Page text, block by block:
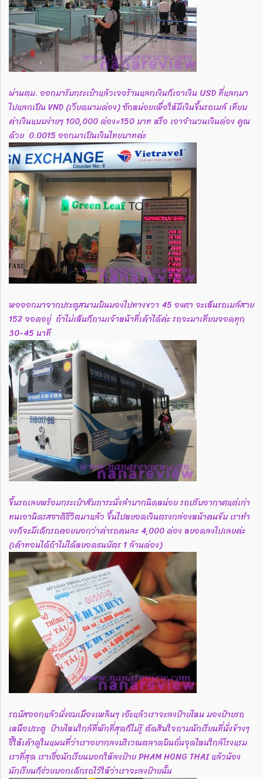
ผ่านตม. ออกมารับกระเป๋าแล้วเจอร้านแลกเงินก็เอาเงิน USD ที่แลกมา
ไปแลกเป็น VND (เวียดนามด่อง) ซักหน่อยเพื่อให้มีเงินขึ้นรถเมล์ เทียบ
ค่าเงินแบบง่ายๆ 100,000 ด่อง=150 บาท หรือ เอาจำนวนเงินด่อง คูณ
ด้วย 0.0015 ออกมาเป็นเงินไทยบาทค่ะ
พอออกมาจากประตูสนามบินมองไปทางขวา 45 องศา จะเห็นรถเมล์สาย
152 จอดอยู่ ถ้าไม่เห็นก็ถามเจ้าหน้าที่เค้าได้ค่ะ รถจะมาเทียบจอดทุก
30-45 นาที
ขึ้นรถเลยพร้อมกระเป๋าสัมภาระนั่งลำบากนิดหน่อย รถปรับอากาศแต่เก่า
ทนเอานิดรสชาติชีวิตมาแล้ว ขึ้นไปหยอดเงินตรงกล่องหน้าคนขับ เราทำ
งงก็จะมีเด็กรถคอยบอกว่าค่ารถคนละ 4,000 ด่อง หยอดลงไปเลยค่ะ
(เค้าทอนได้ถ้าไม่ได้หยอดธนบัตร 1 ล้านด่อง)
รถบัสออกแล้วนั่งชมเมืองเพลินๆ เอ๊ะแล้วเราจะลงป้ายไหน มองป้ายรถ
เหนือประตู ป้ายไหนใกล้ที่พักที่สุดก็ไม่รู้ ตัดสินใจถามนักเรียนที่นั่งข้างๆ
ชี้ให้เค้าดูในแผนที่ว่าเราอยากลงบริเวณตลาดบินถั่นจุดไหนใกล้โรงแรม
เราที่สุด เราเชื่อนักเรียนบอกให้ลงป้าย PHAM HONG THAI แล้วน้อง
นักเรียนก็ช่วยบอกเด็กรถไว้ให้ว่าเราจะลงป้ายนั้น